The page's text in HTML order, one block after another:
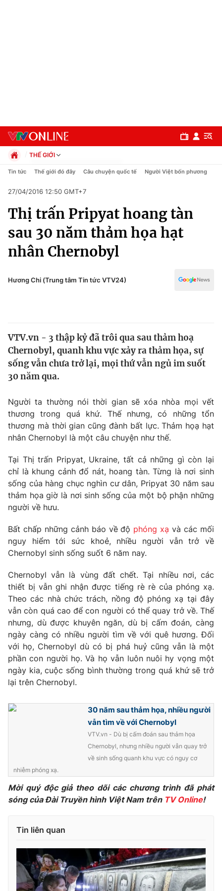
Chuyên mục
Xã hội
Pháp luật
Thế giới
Tin tức
Thế giới đó đây
Câu chuyện quốc tế
Kinh tế
Thị trường
Góc doanh nghiệp
Dữ liệu và đời sống
Truyền hình
Hậu trường
Nhân vật
Khán giả
Giải sao mai
Giải trí
Điện ảnh
Âm nhạc
Đời sống
Du lịch
Làm đẹp
Chất lượng cuộc sống
Giáo dục
Tuyển sinh
Học trực tuyến
Công nghệ
Sản phẩm
Thị trường
Tư vấn
Giao lưu trực tuyến
Lịch phát sóng
Chuyên mục khác
Emagazine Podcast
Photo
Video Shorts video
VTV Thể thao
VTV Sức khoẻ
Thị trường 24h Tấm lòng Việt
VTV4
VTV9 VTV8
Liên hệ tòa soạn English
THẾ GIỚI
Chính trị
Pháp luật
Kinh tế
Thể thao
Truyền hình
Văn hóa - Giải trí
Công nghệ
Tin tức Thế giới đó đây Câu chuyện quốc tế Người Việt bốn phương
27/04/2016 12:50 GMT+7
Thị trấn Pripyat hoang tàn
sau 30 năm thảm họa hạt
nhân Chernobyl
Hương Chi (Trung tâm Tin tức VTV24)
VTV.vn - 3 thập kỷ đã trôi qua sau thảm hoạ
Chernobyl, quanh khu vực xảy ra thảm họa, sự
sống vẫn chưa trở lại, mọi thứ vẫn ngủ im suốt
30 năm qua.
Người ta thường nói thời gian sẽ xóa nhòa mọi vết
thương trong quá khứ. Thế nhưng, có những tổn
thương mà thời gian cũng đành bất lực. Thảm họạ hạt
nhân Chernobyl là một câu chuyện như thế.
Tại Thị trấn Pripyat, Ukraine, tất cả những gì còn lại
chỉ là khung cảnh đổ nát, hoang tàn. Từng là nơi sinh
sống của hàng chục nghìn cư dân, Pripyat 30 năm sau
thảm họa giờ là nơi sinh sống của một bộ phận những
người về hưu.
Bất chấp những cảnh báo về độ phóng xạ và các mối
nguy hiểm tới sức khoẻ, nhiều người vẫn trở về
Chernobyl sinh sống suốt 6 năm nay.
Chernobyl vẫn là vùng đất chết. Tại nhiều nơi, các
thiết bị vẫn ghi nhận được tiếng rè rè của phóng xạ.
Theo các nhà chức trách, nồng độ phóng xạ tại đây
vẫn còn quá cao để con người có thể quay trở về. Thế
nhưng, dù được khuyên ngăn, dù bị cấm đoán, càng
ngày càng có nhiều người tìm về với quê hương. Đối
với họ, Chernobyl dù có bị phá huỷ cũng vẫn là một
phần con người họ. Và họ vẫn luôn nuôi hy vọng một
ngày kia, cuộc sống bình thường trong quá khứ sẽ trở
lại trên Chernobyl.
30 năm sau thảm họa, nhiều người
vẫn tìm về với Chernobyl
VTV.vn - Dù bị cấm đoán sau thảm họa
Chernobyl, nhưng nhiều người vẫn quay trở
về sinh sống quanh khu vực có nguy cơ
nhiễm phóng xạ.
Mời quý độc giả theo dõi các chương trình đã phát
sóng của Đài Truyền hình Việt Nam trên TV Online!
Tin liên quan